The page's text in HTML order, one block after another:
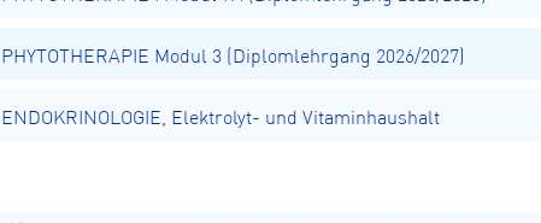
PHYTOTHERAPIE Modul 3 (Diplomlehrgang 2026/2027)
ENDOKRINOLOGIE, Elektrolyt- und Vitaminhaushalt